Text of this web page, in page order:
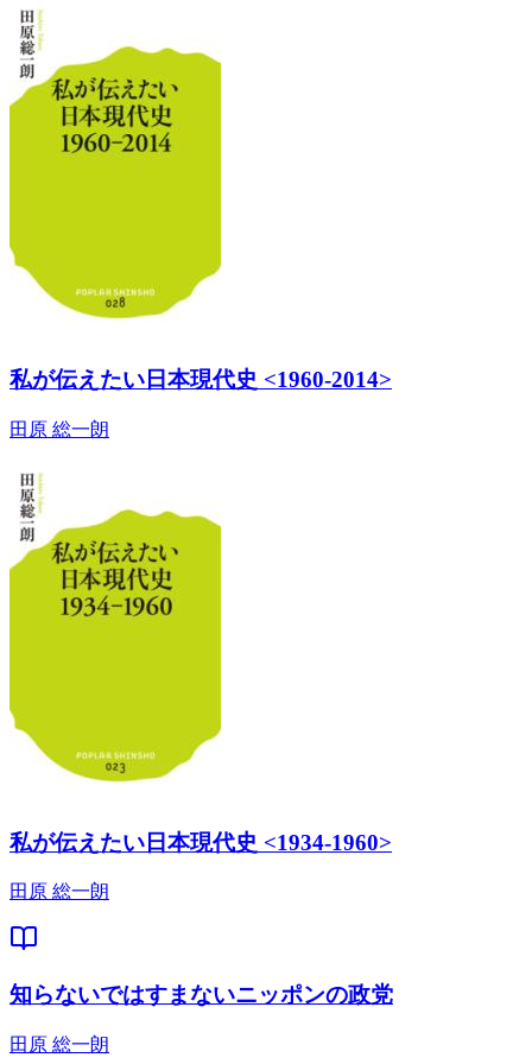
私が伝えたい日本現代史 <1960-2014>
田原 総一朗
私が伝えたい日本現代史 <1934-1960>
田原 総一朗
知らないではすまないニッポンの政党
田原 総一朗